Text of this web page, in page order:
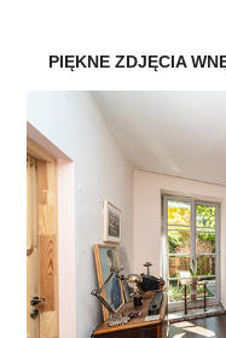
PIĘKNE ZDJĘCIA